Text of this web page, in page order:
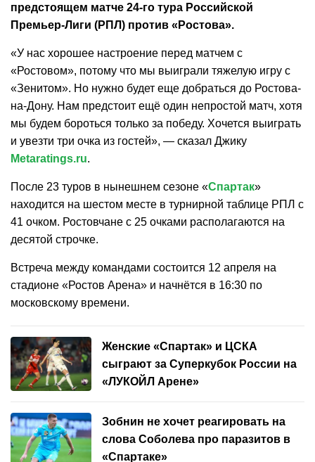
предстоящем матче 24-го тура Российской
Премьер-Лиги (РПЛ) против «Ростова».
«У нас хорошее настроение перед матчем с
«Ростовом», потому что мы выиграли тяжелую игру с
«Зенитом». Но нужно будет еще добраться до Ростова-
на-Дону. Нам предстоит ещё один непростой матч, хотя
мы будем бороться только за победу. Хочется выиграть
и увезти три очка из гостей», — сказал Джику
Metaratings.ru.
После 23 туров в нынешнем сезоне «Спартак»
находится на шестом месте в турнирной таблице РПЛ с
41 очком. Ростовчане с 25 очками располагаются на
десятой строчке.
Встреча между командами состоится 12 апреля на
стадионе «Ростов Арена» и начнётся в 16:30 по
московскому времени.
Женские «Спартак» и ЦСКА
сыграют за Суперкубок России на
«ЛУКОЙЛ Арене»
Зобнин не хочет реагировать на
слова Соболева про паразитов в
«Спартаке»